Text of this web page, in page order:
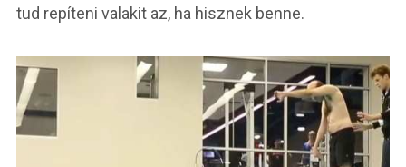
tud repíteni valakit az, ha hisznek benne.